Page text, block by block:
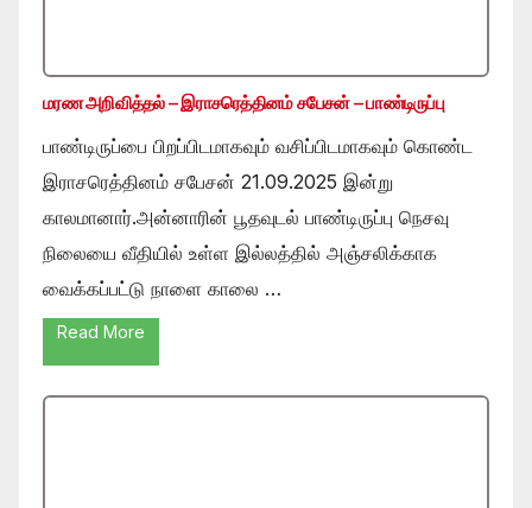
மரண அறிவித்தல் – இராசரெத்தினம் சபேசன் – பாண்டிருப்பு
பாண்டிருப்பை பிறப்பிடமாகவும் வசிப்பிடமாகவும் கொண்ட
இராசரெத்தினம் சபேசன் 21.09.2025 இன்று
காலமானார்.அன்னாரின் பூதவுடல் பாண்டிருப்பு நெசவு
நிலையை வீதியில் உள்ள இல்லத்தில் அஞ்சலிக்காக
வைக்கப்பட்டு நாளை காலை …
Read More